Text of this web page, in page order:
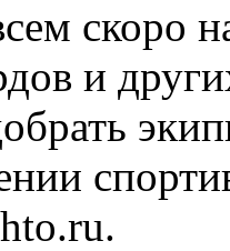
скоро
и